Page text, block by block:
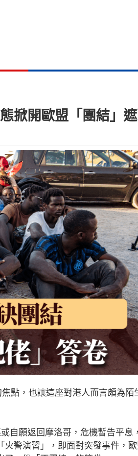
掀開歐盟「團結」
點，也讓這座對港人而言頗為陌
自願返回摩洛哥，危機暫告平息
警演習」，即面對突發事件，